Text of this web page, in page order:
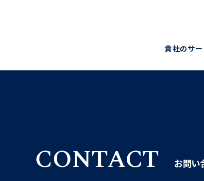
貴社のサ
CONTACT お問い